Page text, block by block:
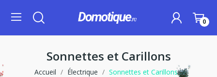
0
Sonnettes et Carillons
Accueil Électrique Sonnettes et Carillons